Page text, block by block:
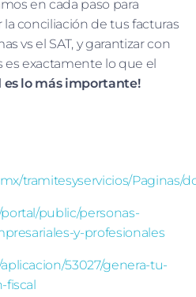
en cada paso para
conciliación de tus facturas
vs el SAT, y garantizar con
exactamente lo que el
es lo más importante!
tramitesyservicios/Paginas/
public/personas-
y-profesionales
53027/genera-tu-
fiscal